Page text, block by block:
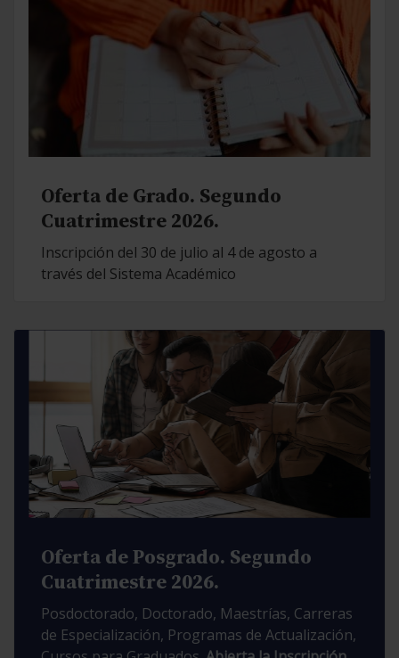
Oferta de Grado. Segundo
Cuatrimestre 2026.
Inscripción del 30 de julio al 4 de agosto a
través del Sistema Académico
Oferta de Posgrado. Segundo
Cuatrimestre 2026.
Posdoctorado, Doctorado, Maestrías, Carreras
de Especialización, Programas de Actualización,